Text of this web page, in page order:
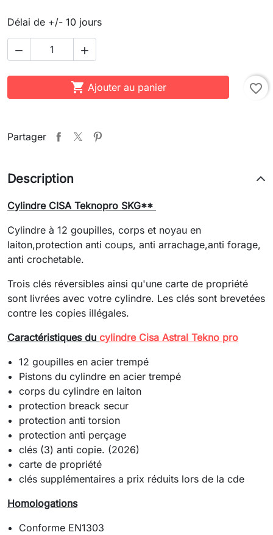
Délai de +/- 10 jours
 
 Ajouter au panier favorite_border
Partager
Description
Cylindre CISA Teknopro SKG**
Cylindre à 12 goupilles, corps et noyau en
laiton,protection anti coups, anti arrachage,anti forage,
anti crochetable.
Trois clés réversibles ainsi qu'une carte de propriété
sont livrées avec votre cylindre. Les clés sont brevetées
contre les copies illégales.
Caractéristiques du cylindre Cisa Astral Tekno pro
12 goupilles en acier trempé
Pistons du cylindre en acier trempé
corps du cylindre en laiton
protection breack secur
protection anti torsion
protection anti perçage
clés (3) anti copie. (2026)
carte de propriété
clés supplémentaires a prix réduits lors de la cde
Homologations
Conforme EN1303